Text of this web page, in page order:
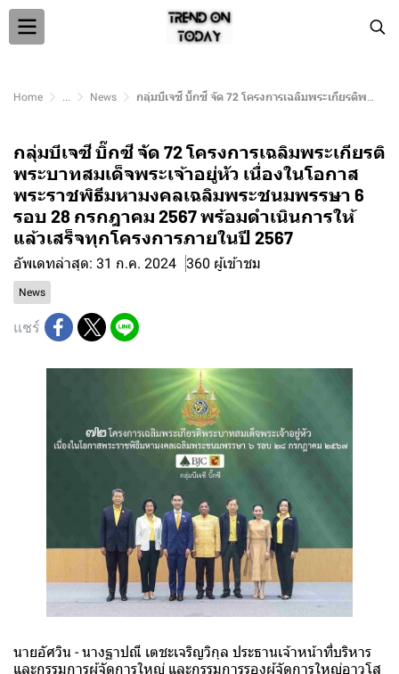
Home ... News กลุ่มบีเจซี บิ๊กซี จัด 72 โครงการเฉลิมพระเกียรติพระบาทสมเด็จพระเจ้าอยู่หัว เนื่องในโอกาสพระราชพิธีมหามงคลเฉลิมพระชนมพรรษา 6 รอบ 28 กรกฎาคม 2567 พร้อมดำเนินการให้แล้วเสร็จทุกโครงการภายในปี 2567
กลุ่มบีเจซี บิ๊กซี จัด 72 โครงการเฉลิมพระเกียรติ
พระบาทสมเด็จพระเจ้าอยู่หัว เนื่องในโอกาส
พระราชพิธีมหามงคลเฉลิมพระชนมพรรษา 6
รอบ 28 กรกฎาคม 2567 พร้อมดำเนินการให้
แล้วเสร็จทุกโครงการภายในปี 2567
อัพเดทล่าสุด: 31 ก.ค. 2024 360 ผู้เข้าชม
News
แชร์
นายอัศวิน - นางฐาปณี เตชะเจริญวิกุล ประธานเจ้าหน้าที่บริหาร
และกรรมการผู้จัดการใหญ่ และกรรมการรองผู้จัดการใหญ่อาวุโส